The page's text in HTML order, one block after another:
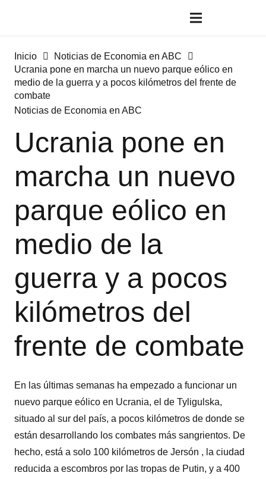
Inicio
Noticias de Economia en ABC
Ucrania pone en marcha un nuevo parque eólico en
medio de la guerra y a pocos kilómetros del frente de
combate
Noticias de Economia en ABC
Ucrania pone en
marcha un nuevo
parque eólico en
medio de la
guerra y a pocos
kilómetros del
frente de combate
En las últimas semanas ha empezado a funcionar un
nuevo parque eólico en Ucrania, el de Tyligulska,
situado al sur del país, a pocos kilómetros de donde se
están desarrollando los combates más sangrientos. De
hecho, está a solo 100 kilómetros de Jersón , la ciudad
reducida a escombros por las tropas de Putin, y a 400